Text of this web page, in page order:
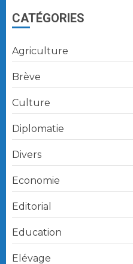
CATÉGORIES
Agriculture
Brève
Culture
Diplomatie
Divers
Economie
Editorial
Education
Elévage